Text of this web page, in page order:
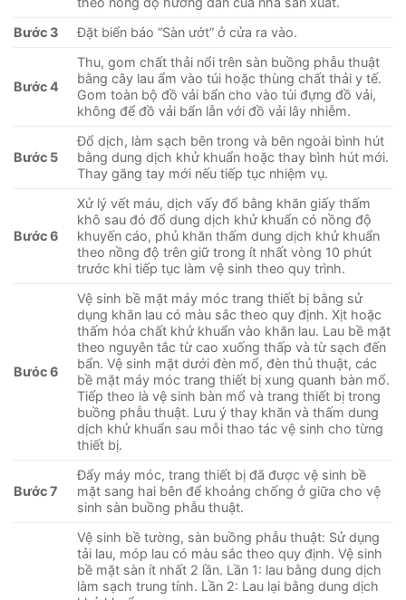
Bước 3
Đặt biển báo “Sàn ướt” ở cửa ra vào.
Bước 4
Thu, gom chất thải nổi trên sàn buồng phẫu thuật
bằng cây lau ẩm vào túi hoặc thùng chất thải y tế.
Gom toàn bộ đồ vải bẩn cho vào túi đựng đồ vải,
không để đồ vải bẩn lẫn với đồ vải lây nhiễm.
Bước 5
Đổ dịch, làm sạch bên trong và bên ngoài bình hút
bằng dung dịch khử khuẩn hoặc thay bình hút mới.
Thay găng tay mới nếu tiếp tục nhiệm vụ.
Bước 6
Xử lý vết máu, dịch vấy đổ bằng khăn giấy thấm
khô sau đó đổ dung dịch khử khuẩn có nồng độ
khuyến cáo, phủ khăn thấm dung dịch khử khuẩn
theo nồng độ trên giữ trong ít nhất vòng 10 phút
trước khi tiếp tục làm vệ sinh theo quy trình.
Bưóc 6
Vệ sinh bề mặt máy móc trang thiết bị bằng sử
dụng khăn lau có màu sắc theo quy định. Xịt hoặc
thấm hóa chất khử khuẩn vào khăn lau. Lau bề mặt
theo nguyên tắc từ cao xuống thấp và từ sạch đến
bẩn. Vệ sinh mặt dưới đèn mổ, đèn thủ thuật, các
bề mặt máy móc trang thiết bị xung quanh bàn mổ.
Tiếp theo là vệ sinh bàn mổ và trang thiết bị trong
buồng phẫu thuật. Lưu ý thay khăn và thấm dung
dịch khử khuẩn sau mỗi thao tác vệ sinh cho từng
thiết bị.
Bước 7
Đẩy máy móc, trang thiết bị đã được vệ sinh bề
mặt sang hai bên để khoảng chống ở giữa cho vệ
sinh sàn buồng phẫu thuật.
Vệ sinh bề tường, sàn buồng phẫu thuật: Sử dụng
tải lau, móp lau có màu sắc theo quy định. Vệ sinh
bề mặt sàn ít nhất 2 lần. Lần 1: lau bằng dung dịch
làm sạch trung tính. Lần 2: Lau lại bằng dung dịch